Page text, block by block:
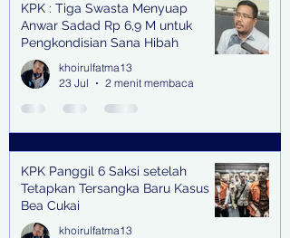
KPK : Tiga Swasta Menyuap
Anwar Sadad Rp 6,9 M untuk
Pengkondisian Sana Hibah
khoirulfatma13
23 Jul
2 menit membaca
KPK Panggil 6 Saksi setelah
Tetapkan Tersangka Baru Kasus
Bea Cukai
khoirulfatma13